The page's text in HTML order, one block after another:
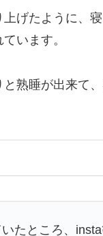
げたように、
います。
熟睡が出来て
たところ、